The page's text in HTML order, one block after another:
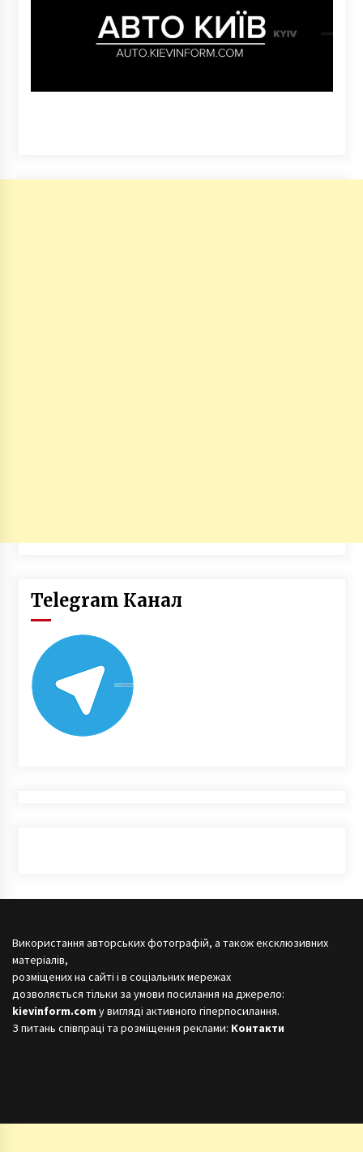
Telegram Канал
Використання авторських фотографій, а також ексклюзивних
матеріалів,
розміщених на сайті і в соціальних мережах
дозволяється тільки за умови посилання на джерело:
kievinform.com у вигляді активного гіперпосилання.
З питань співпраці та розміщення реклами: Контакти